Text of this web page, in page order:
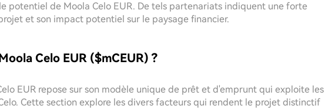
potentiel de Moola Celo EUR. De tels partenariats indiquent une forte
et son impact potentiel sur le paysage financier.
Celo EUR ($mCEUR) ?
EUR repose sur son modèle unique de prêt et d'emprunt qui exploite les
Cette section explore les divers facteurs qui rendent le projet distinctif